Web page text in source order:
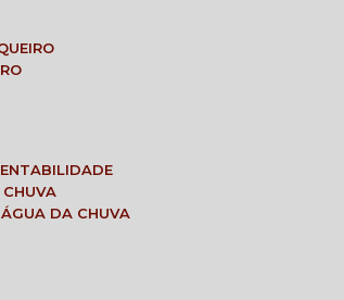
CHUVA
ÁGUA DA CHUVA